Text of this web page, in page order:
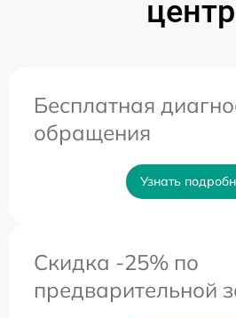
Бесплатная
обращения
Узнать
Скидка -25% по
предварительной